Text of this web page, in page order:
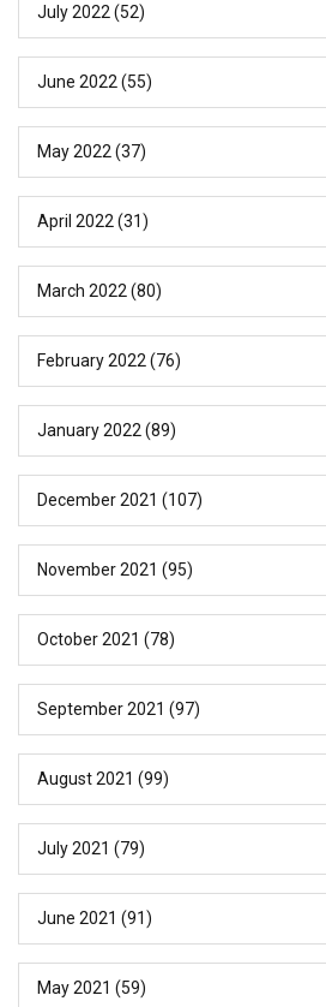
July 2022 (52)
June 2022 (55)
May 2022 (37)
April 2022 (31)
March 2022 (80)
February 2022 (76)
January 2022 (89)
December 2021 (107)
November 2021 (95)
October 2021 (78)
September 2021 (97)
August 2021 (99)
July 2021 (79)
June 2021 (91)
May 2021 (59)